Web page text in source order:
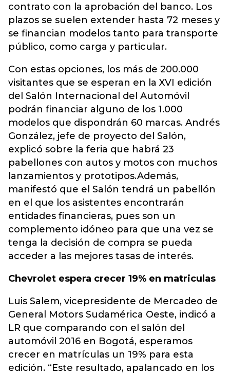
contrato con la aprobación del banco. Los
plazos se suelen extender hasta 72 meses y
se financian modelos tanto para transporte
público, como carga y particular.
Con estas opciones, los más de 200.000
visitantes que se esperan en la XVI edición
del Salón Internacional del Automóvil
podrán financiar alguno de los 1.000
modelos que dispondrán 60 marcas. Andrés
González, jefe de proyecto del Salón,
explicó sobre la feria que habrá 23
pabellones con autos y motos con muchos
lanzamientos y prototipos.Además,
manifestó que el Salón tendrá un pabellón
en el que los asistentes encontrarán
entidades financieras, pues son un
complemento idóneo para que una vez se
tenga la decisión de compra se pueda
acceder a las mejores tasas de interés.
Chevrolet espera crecer 19% en matriculas
Luis Salem, vicepresidente de Mercadeo de
General Motors Sudamérica Oeste, indicó a
LR que comparando con el salón del
automóvil 2016 en Bogotá, esperamos
crecer en matrículas un 19% para esta
edición. “Este resultado, apalancado en los